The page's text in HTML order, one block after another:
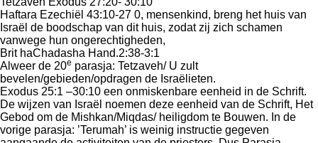
Haftara Ezechiël 43:10-27 0, mensenkind, breng het huis van
Israël de boodschap van dit huis, zodat zij zich schamen
vanwege hun ongerechtigheden,
Brit haChadasha Hand.2:38-3:1
Alweer de 20e parasja: Tetzaveh/ U zult
bevelen/gebieden/opdragen de Israëlieten.
Exodus 25:1 –30:10 een onmiskenbare eenheid in de Schrift.
De wijzen van Israël noemen deze eenheid van de Schrift, Het
Gebod om de Mishkan/Miqdas/ heiligdom te Bouwen. In de
vorige parasja: ’Terumah’ is weinig instructie gegeven